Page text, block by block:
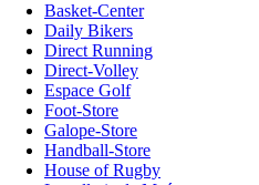
Basket-Center
Daily Bikers
Direct Running
Direct-Volley
Espace Golf
Foot-Store
Galope-Store
Handball-Store
House of Rugby